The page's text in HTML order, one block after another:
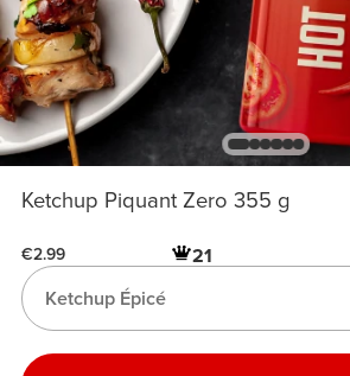
Ketchup Piquant Zero 355 g
€2.99 21
Ketchup Épicé